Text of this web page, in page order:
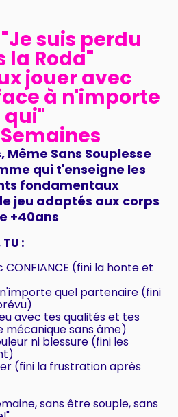
suis perdu
la Roda"
jouer avec
à n'importe
qui"
Semaines
Même Sans Souplesse
qui t'enseigne les
fondamentaux
jeu adaptés aux corps
+40ans
TU :
(fini la honte et
n'importe quel partenaire (fini
avec tes qualités et tes
mécanique sans âme)
ni blessure (fini les
(fini la frustration après
sans être souple, sans